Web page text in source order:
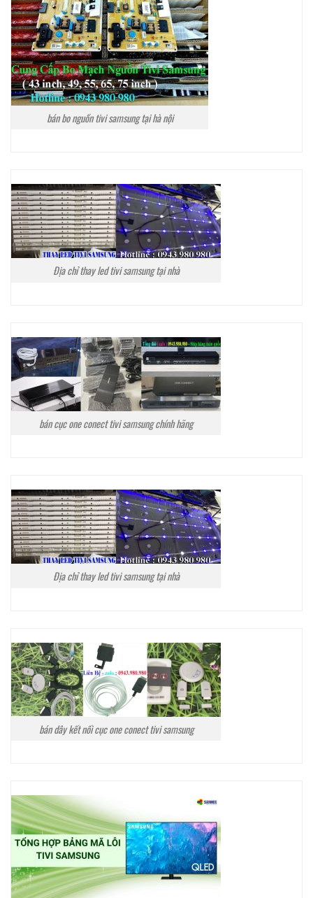
bán bo nguồn tivi samsung tại hà nội
Địa chỉ thay led tivi samsung tại nhà
bán cục one conect tivi samsung chính hãng
Địa chỉ thay led tivi samsung tại nhà
bán dây kết nối cục one conect tivi samsung